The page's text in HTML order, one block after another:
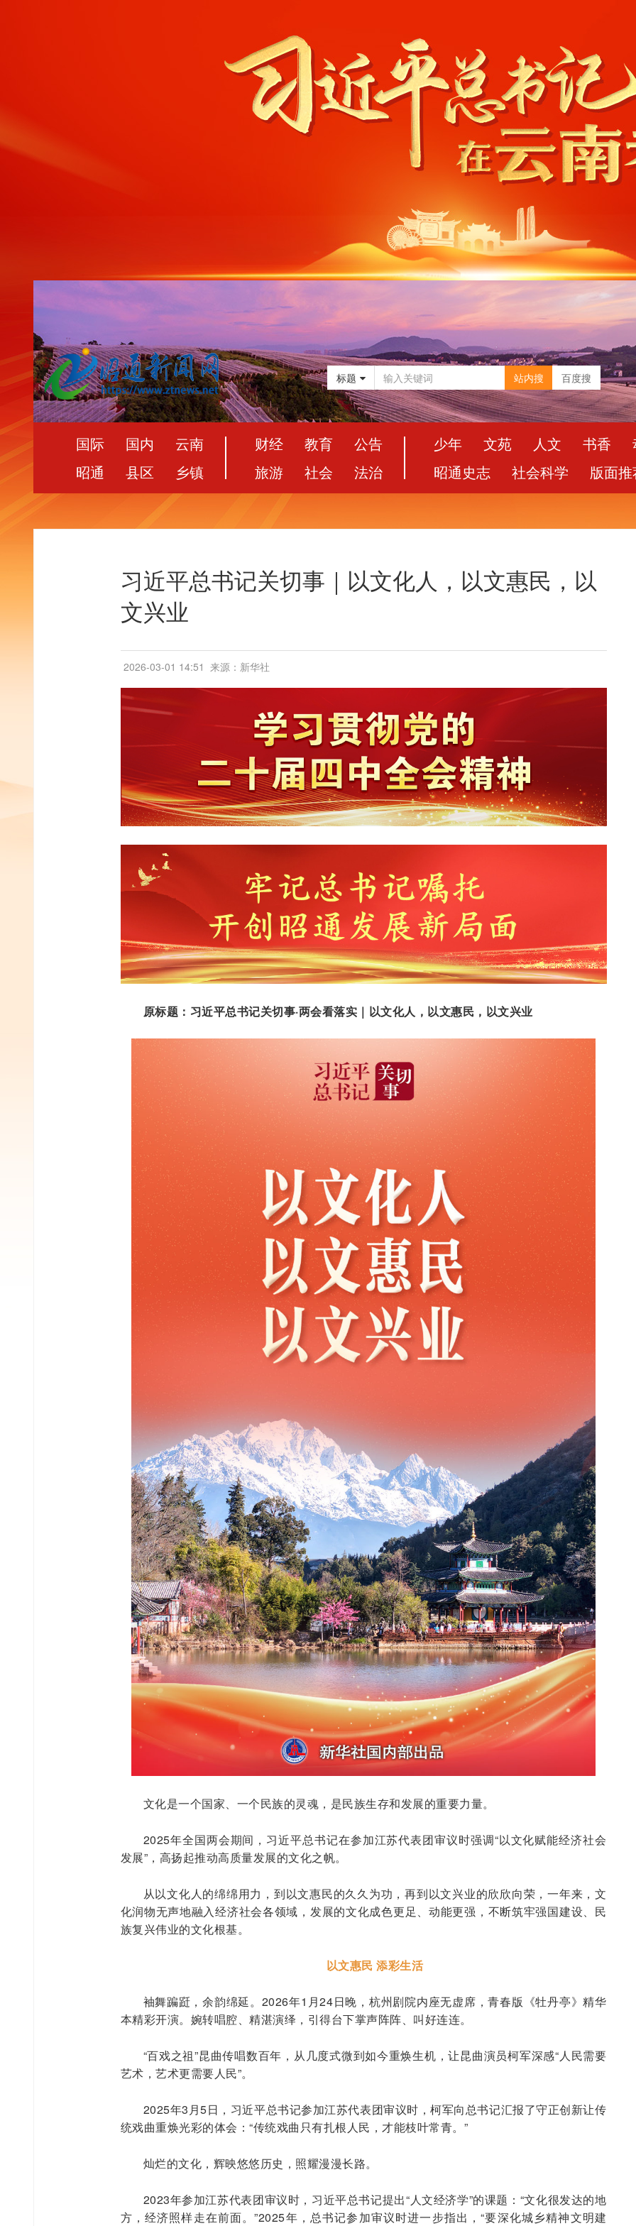
标题 站内搜 百度搜
国际 国内
云南
昭通
县区 乡镇
财经 教育
公告
旅游
社会 法治
少年 文苑 人文 书香
昭通史志
社会科学 版面
习近平总书记关切事｜以文化人，以文惠民，以
文兴业
2026-03-01 14:51 来源：新华社
原标题：习近平总书记关切事·两会看落实｜以文化人，以文惠民，以文兴业
文化是一个国家、一个民族的灵魂，是民族生存和发展的重要力量。
2025年全国两会期间，习近平总书记在参加江苏代表团审议时强调“以文化赋能经济社会
发展”，高扬起推动高质量发展的文化之帆。
从以文化人的绵绵用力，到以文惠民的久久为功，再到以文兴业的欣欣向荣，一年来，文
化润物无声地融入经济社会各领域，发展的文化成色更足、动能更强，不断筑牢强国建设、民
族复兴伟业的文化根基。
以文惠民 添彩生活
袖舞蹁跹，余韵绵延。2026年1月24日晚，杭州剧院内座无虚席，青春版《牡丹亭》精华
本精彩开演。婉转唱腔、精湛演绎，引得台下掌声阵阵、叫好连连。
“百戏之祖”昆曲传唱数百年，从几度式微到如今重焕生机，让昆曲演员柯军深感“人民需要
艺术，艺术更需要人民”。
2025年3月5日，习近平总书记参加江苏代表团审议时，柯军向总书记汇报了守正创新让传
统戏曲重焕光彩的体会：“传统戏曲只有扎根人民，才能枝叶常青。”
灿烂的文化，辉映悠悠历史，照耀漫漫长路。
2023年参加江苏代表团审议时，习近平总书记提出“人文经济学”的课题：“文化很发达的地
方，经济照样走在前面。”2025年，总书记参加审议时进一步指出，“要深化城乡精神文明建